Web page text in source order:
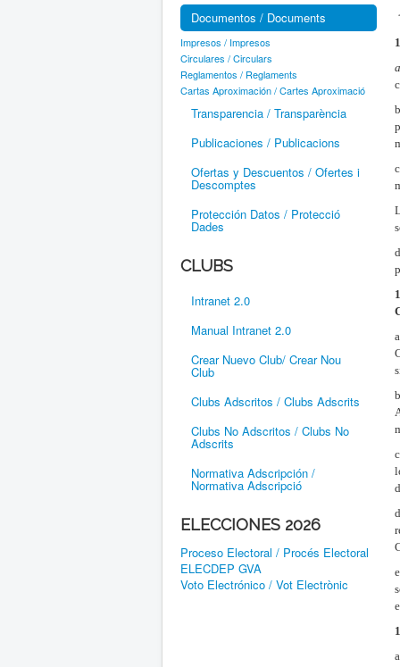
Documentos / Documents
Impresos / Impresos
Circulares / Circulars
Reglamentos / Reglaments
Cartas Aproximación / Cartes Aproximació
Transparencia / Transparència
Publicaciones / Publicacions
Ofertas y Descuentos / Ofertes i
Descomptes
Protección Datos / Protecció
Dades
CLUBS
Intranet 2.0
Manual Intranet 2.0
Crear Nuevo Club/ Crear Nou
Club
Clubs Adscritos / Clubs Adscrits
Clubs No Adscritos / Clubs No
Adscrits
Normativa Adscripción /
Normativa Adscripció
ELECCIONES 2026
Proceso Electoral / Procés Electoral
ELECDEP GVA
Voto Electrónico / Vot Electrònic
a